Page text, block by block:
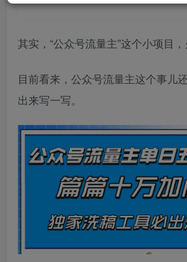
其实，“公众号流量主”这个小项目，
目前看来，公众号流量主这个事儿
出来写一写。